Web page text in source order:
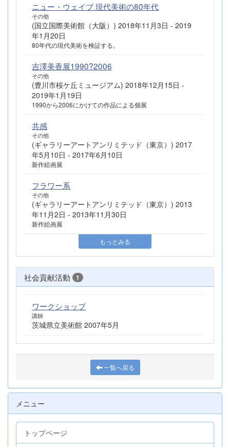
ニュー・ウェイブ 現代美術の80年代
その他
(国立国際美術館（大阪）) 2018年11月3日 - 2019
年1月20日
80年代の現代美術を検証する。
吉澤美香展1990?2006
その他
(豊川市桜ケ丘ミュージアム) 2018年12月15日 -
2019年1月19日
1990から2006にかけての作品による個展
共感
その他
(ギャラリーアートアンリミテッド（東京）) 2017
年5月10日 - 2017年6月10日
新作絵画展
フラワー系
その他
(ギャラリーアートアンリミテッド（東京）) 2013
年11月2日 - 2013年11月30日
新作絵画展
もっとみる
社会貢献活動 1
ワークショップ
講師
茨城県立美術館 2007年5月
一覧へ戻る
メニュー
トップページ